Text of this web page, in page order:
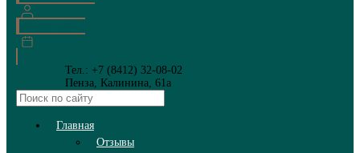
Тел.: +7 (8412) 32-08-02
Пенза, Калинина, 61а
Главная
Отзывы